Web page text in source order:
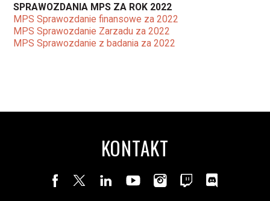
SPRAWOZDANIA MPS ZA ROK 2022
MPS Sprawozdanie finansowe za 2022
MPS Sprawozdanie Zarzadu za 2022
MPS Sprawozdanie z badania za 2022
KONTAKT